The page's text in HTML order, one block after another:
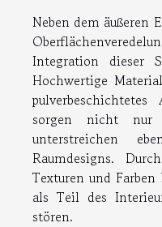
Neben dem äußeren
Integration dieser
Hochwertige
sorgen nicht nur
unterstreichen
Raumdesigns.
Texturen und
als Teil des
stören.